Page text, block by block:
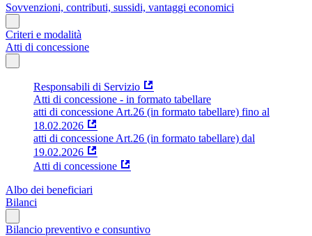
Sovvenzioni, contributi, sussidi, vantaggi economici
Criteri e modalità
Atti di concessione
Responsabili di Servizio
Atti di concessione - in formato tabellare
atti di concessione Art.26 (in formato tabellare) fino al
18.02.2026
atti di concessione Art.26 (in formato tabellare) dal
19.02.2026
Atti di concessione
Albo dei beneficiari
Bilanci
Bilancio preventivo e consuntivo